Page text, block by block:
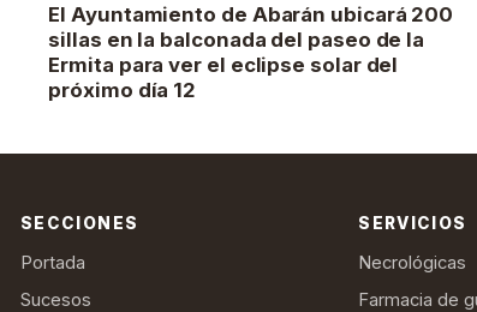
El Ayuntamiento de Abarán ubicará 200
sillas en la balconada del paseo de la
Ermita para ver el eclipse solar del
próximo día 12
SECCIONES
Portada
Sucesos
SERVICIOS
Necrológicas
Farmacia de